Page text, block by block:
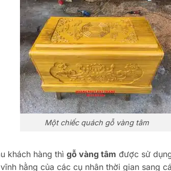
Một chiếc quách gỗ vàng tâm
khách hàng thì gỗ vàng tâm được sử
hằng của các cụ nhân thời gian sang